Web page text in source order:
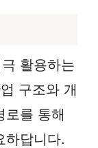
활용하는
구조와 개
로를 통해
하답니다.